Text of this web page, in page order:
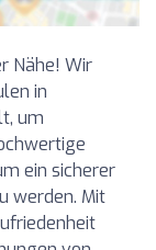
Nähe! Wir
in
um
ein sicherer
werden. Mit